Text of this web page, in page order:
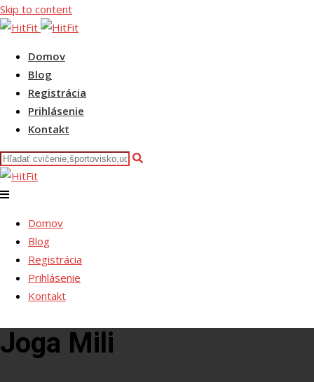
Skip to content
Domov
Blog
Registrácia
Prihlásenie
Kontakt
Domov
Blog
Registrácia
Prihlásenie
Kontakt
Joga Mili